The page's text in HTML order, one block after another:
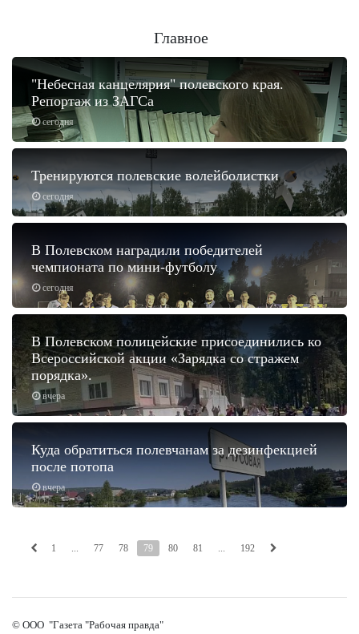
Главное
сегодня
"Небесная канцелярия" полевского края.
Репортаж из ЗАГСа
сегодня
Тренируются полевские волейболистки
сегодня
В Полевском наградили победителей
чемпионата по мини-футболу
вчера
В Полевском полицейские присоединились ко
Всероссийской акции «Зарядка со стражем
порядка».
вчера
Куда обратиться полевчанам за дезинфекцией
после потопа
1 ... 77 78 79 80 81 ... 192
© ООО "Газета "Рабочая правда"